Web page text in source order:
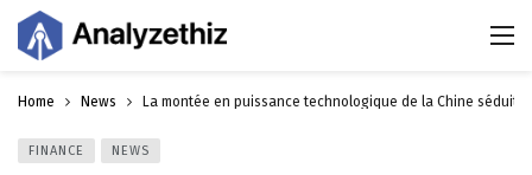
Home News La montée en puissance technologique de la Chine séduit
FINANCE NEWS